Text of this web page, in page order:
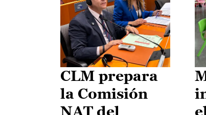
CLM prepara
la Comisión
NAT del